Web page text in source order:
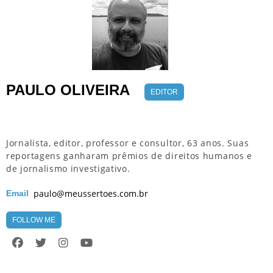
PAULO OLIVEIRA EDITOR
Jornalista, editor, professor e consultor, 63 anos. Suas
reportagens ganharam prêmios de direitos humanos e
de jornalismo investigativo.
Email paulo@meussertoes.com.br
FOLLOW ME